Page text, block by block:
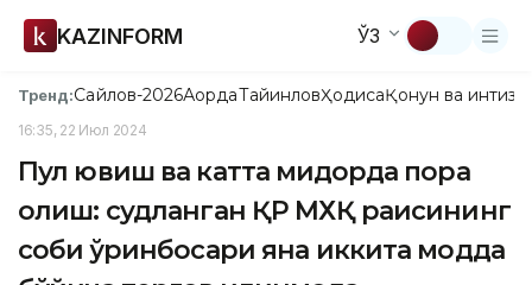
KAZINFORM ЎЗ
Тренд:Сайлов-2026АқордаТайинловҲодисаҚонун ва
16:35, 22 Июл 2024
Пул ювиш ва катта миқдорда пора
олиш: судланган ҚР МХҚ раисининг
собиқ ўринбосари яна иккита модда